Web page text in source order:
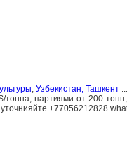
, Узбекистан, Ташкент...
партиями от 200
+77056212828